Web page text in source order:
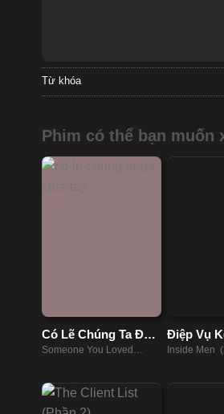
Từ khóa
Phim có thể bạn muốn
Có Lẽ Chúng Ta Đã
Chia Tay
Someone You Loved
Điệp Vụ
Inside Men